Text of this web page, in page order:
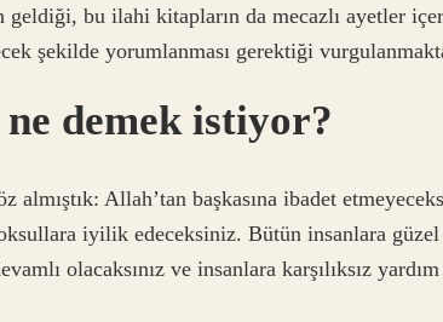
bu ilahi kitapların da mecazlı ayetler
şekilde yorumlanması gerektiği
demek istiyor?
almıştık: Allah’tan başkasına ibadet
iyilik edeceksiniz. Bütün insanlara güzel
olacaksınız ve insanlara karşılıksız